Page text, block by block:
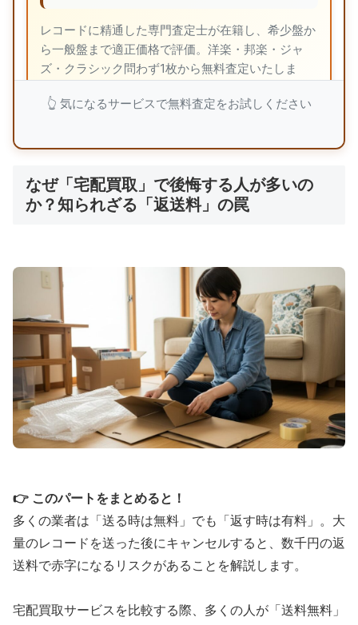
レコードに精通した専門査定士が在籍し、希少盤か
ら一般盤まで適正価格で評価。洋楽・邦楽・ジャ
ズ・クラシック問わず1枚から無料査定いたしま
🏅
安心経営
👨‍💼レコード専門知識豊富な 経験豊富な査定士
ジャケット破損・音質劣化品も 査定対象
📞
契約後8日間 のクーリングオフ保証
幅広いジャンルのレコードを査定対象とし、状態の
悪いものでも価値を見極めて査定。プライバシーマ
ーク取得で個人情報保護も徹底。
バイセルで査定詳細を確認
年
👆 気になるサービスで無料査定をお試しください
なぜ「宅配買取」で後悔する人が多いの
か？知られざる「返送料」の罠
👉 このパートをまとめると！
多くの業者は「送る時は無料」でも「返す時は有料」。大
量のレコードを送った後にキャンセルすると、数千円の返
送料で赤字になるリスクがあることを解説します。
宅配買取サービスを比較する際、多くの人が「送料無料」